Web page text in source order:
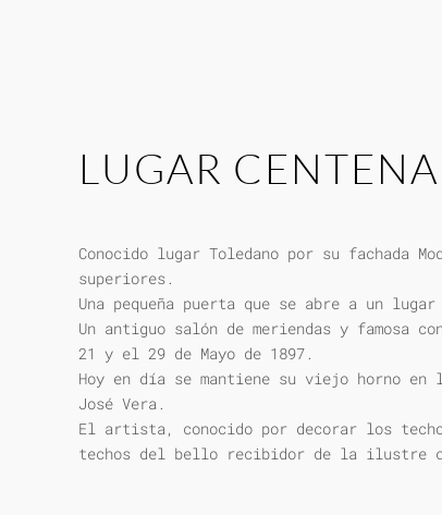
LUGAR
Conocido lugar Toledano por su fachada
superiores.
Una pequeña puerta que se abre a un
Un antiguo salón de meriendas y famosa
21 y el 29 de Mayo de 1897.
Hoy en día se mantiene su viejo horno
José Vera.
El artista, conocido por decorar los
techos del bello recibidor de la ilustre